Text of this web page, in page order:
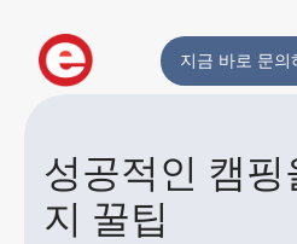
지금 바로 문의
성공적인 캠
지 꿀팁